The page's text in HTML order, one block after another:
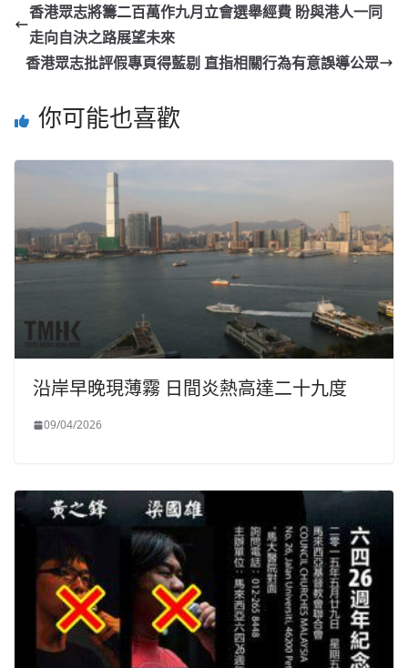
香港眾志將籌二百萬作九月立會選舉經費 盼與港人一同
走向自決之路展望未來
香港眾志批評假專頁得藍剔 直指相關行為有意誤導公眾
你可能也喜歡
沿岸早晚現薄霧 日間炎熱高達二十九度
09/04/2026